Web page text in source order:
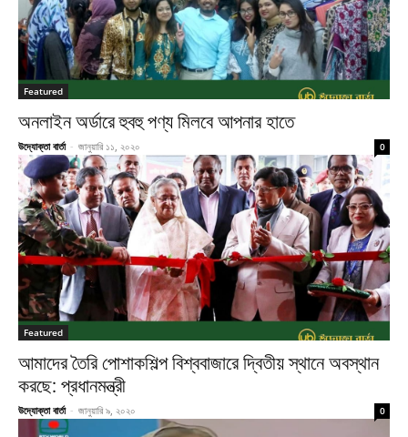
Featured
অনলাইন অর্ডারে হুবহু পণ্য মিলবে আপনার হাতে
উদ্যোক্তা বার্তা - জানুয়ারি ১১, ২০২০ 0
Featured
আমাদের তৈরি পোশাকশিল্প বিশ্ববাজারে দ্বিতীয় স্থানে অবস্থান
করছে: প্রধানমন্ত্রী
উদ্যোক্তা বার্তা - জানুয়ারি ৯, ২০২০ 0